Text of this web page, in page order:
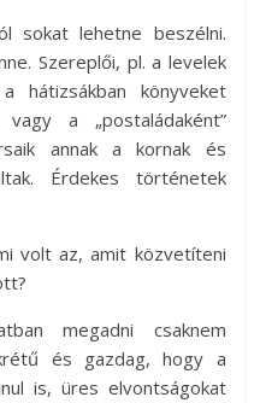
sokat lehetne beszélni.
Szereplői, pl. a levelek
hátizsákban könyveket
a „postaládaként”
annak a kornak és
Érdekes történetek
volt az, amit közvetíteni
megadni csaknem
és gazdag, hogy a
is, üres elvontságokat